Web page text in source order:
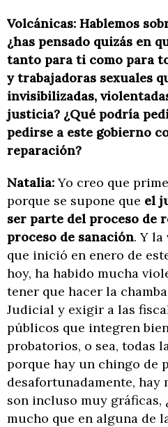
Volcánicas: Hablemos
¿has pensado quizás en
tanto para ti como para
y trabajadoras sexuales
invisibilizadas,
justicia? ¿Qué podría
pedirse a este gobierno
reparación?
Natalia:Yo creo que
porque se supone que el
ser parte del proceso de
proceso de sanación. Y la
que inició en enero de
hoy, ha habido mucha
tener que hacer la
Judicial y exigir a las
públicos que integren
probatorios, o sea, todas
porque hay un chingo de
desafortunadamente, hay
son incluso muy gráficas,
mucho que en alguna de